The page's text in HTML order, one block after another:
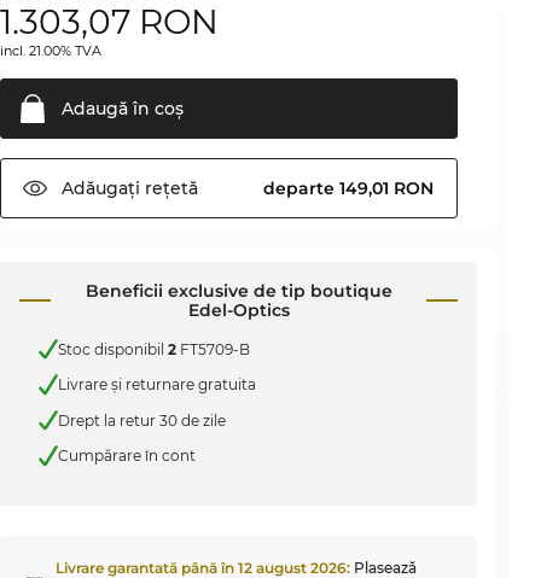
1.303,07 RON
incl. 21.00% TVA
Adaugă în coş
Adăugați rețetă departe 149,01 RON
Beneficii exclusive de tip boutique
Edel-Optics
Stoc disponibil2 FT5709-B
Livrare şi returnare gratuita
Drept la retur 30 de zile
Cumpărare în cont
Livrare garantată până în12 august 2026: Plasează